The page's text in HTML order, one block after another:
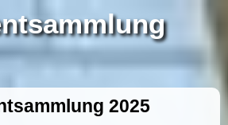
2025